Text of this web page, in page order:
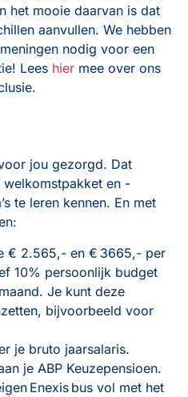
het mooie daarvan is dat
aanvullen. We hebben
nodig voor een
Lees hier mee over ons
jou gezorgd. Dat
en -
te leren kennen. En met
€ 2.565,- en € 3665,- per
10% persoonlijk budget
Je kunt deze
bijvoorbeeld voor
je bruto jaarsalaris.
je ABP Keuzepensioen.
Enexis bus vol met het